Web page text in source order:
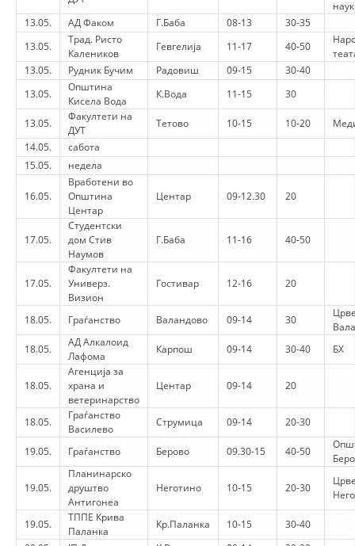
MENAXHIM ME VULLNETARË
KUSH JEMI NE
VEPRIMTARI
MATERIAL EDUKATIVO INFORMATIV
BROCHURES
13.05.
АД Факом Г.Баба 08-13
30-35
13.05.
Трад. Ристо
Калеников
Гевгелија 11-17 40-50
13.05.
Рудник Бучим Радовиш 09-15
30-40
13.05.
Општина
Кисела Вода
К.Вода 11-15 30
13.05.
Факултети на
ДУТ
Тетово 10-15 10-20
14.05.
сабота
15.05.
недела
16.05.
Вработени во
Општина
Центар
Центар 09-12.30 20
17.05.
Студентски
дом Стив
Наумов
Г.Баба 11-16 40-50
17.05.
Факултети на
Универз.
Визион
Гостивар 12-16 20
18.05. Граѓанство Валандово 09-14 30
18.05.
АД Алкалоид
Лафома
Карпош 09-14 30-40 БХ
18.05.
Агенција за
храна и
ветеринарство
Центар 09-14 20
18.05.
Граѓанство
Василево
Струмица 09-14 20-30
19.05. Граѓанство Берово 09.30-15 40-50
19.05.
Планинарско
друштво
Антигонеа
Неготино 10-15 20-30
19.05.
ТППЕ Крива
Паланка
Кр.Паланка 10-15
30-40